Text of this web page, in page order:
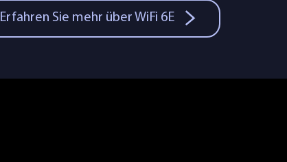
Erfahren Sie mehr über WiFi 6E